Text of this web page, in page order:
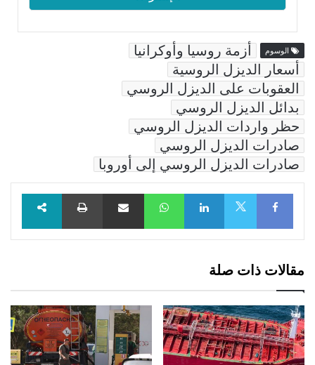
الوسوم
أزمة روسيا وأوكرانيا
أسعار الديزل الروسية
العقوبات على الديزل الروسي
بدائل الديزل الروسي
حظر واردات الديزل الروسي
صادرات الديزل الروسي
صادرات الديزل الروسي إلى أوروبا
Facebook
LinkedIn
WhatsAppمشاركة عبر البريد طباعة
مقالات ذات صلة